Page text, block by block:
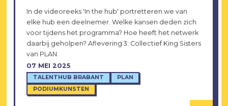
07 MEI 2025
TALENTHUB BRABANT
PLAN
PODIUMKUNSTEN
In de videoreeks 'In the hub' portretteren we van
elke hub een deelnemer. Welke kansen deden zich
voor tijdens het programma? Hoe heeft het netwerk
daarbij geholpen? Aflevering 3: Collectief King Sisters
van PLAN.